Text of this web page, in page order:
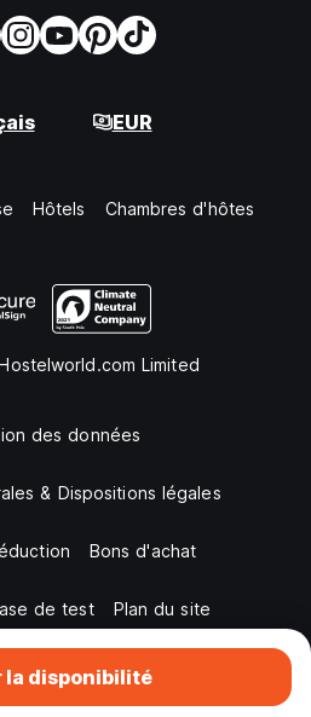
la disponibilité
EUR
Hôtels Chambres d'hôtes
Limited
des données
& Dispositions légales
Bons d'achat
de test Plan du site